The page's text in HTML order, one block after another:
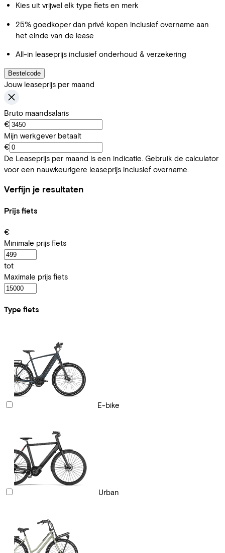
Kies uit vrijwel elk type fiets en merk
25% goedkoper dan privé kopen inclusief overname aan
het einde van de lease
All-in leaseprijs inclusief onderhoud & verzekering
Bestelcode
Jouw leaseprijs per maand
Bruto maandsalaris
€
Mijn werkgever betaalt
€
De Leaseprijs per maand is een indicatie. Gebruik de calculator
voor een nauwkeurigere leaseprijs inclusief overname.
Verfijn je resultaten
Prijs fiets
€
Minimale prijs fiets
tot
Maximale prijs fiets
Type fiets
E-bike
Urban